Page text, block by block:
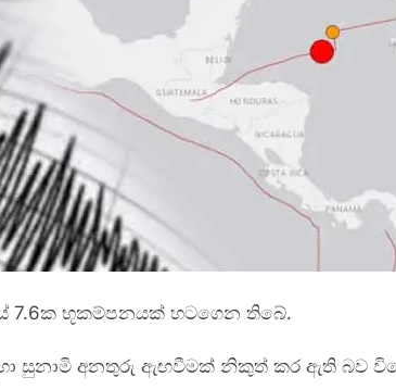
7.6ක භූකම්පනයක් හටගෙන තිබේ.
සුනාමි අනතුරු ඇඟවීමක් නිකුත් කර ඇති බව